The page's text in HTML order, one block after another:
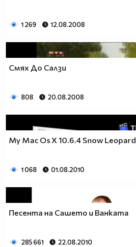
1 269 12.08.2008
Смях До Салзи
808 20.08.2008
My Mac Os X 10.6.4 Snow Leopard
1 068 01.08.2010
Песента на Сашето и Ванката
285 661 22.08.2010